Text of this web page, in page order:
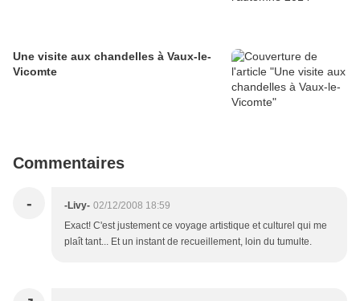
Une visite aux chandelles à Vaux-le-
Vicomte
Commentaires
- -Livy- 02/12/2008 18:59
Exact! C'est justement ce voyage artistique et culturel qui me
plaît tant... Et un instant de recueillement, loin du tumulte.